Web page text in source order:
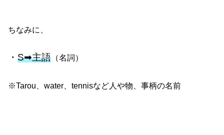
ちなみに、
・S➡主語 （名詞）
※Tarou、water、tennisなど人や物、事柄の名前